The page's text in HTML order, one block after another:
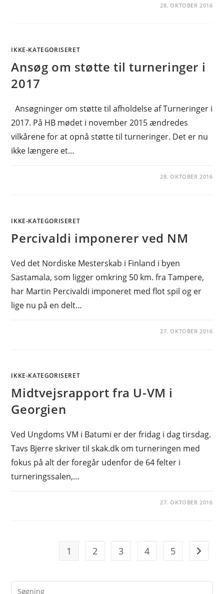
28. OKTOBER 2016
IKKE-KATEGORISERET
Ansøg om støtte til turneringer i
2017
Ansøgninger om støtte til afholdelse af Turneringer i
2017. På HB mødet i november 2015 ændredes
vilkårene for at opnå støtte til turneringer. Det er nu
ikke længere et…
28. OKTOBER 2016
IKKE-KATEGORISERET
Percivaldi imponerer ved NM
Ved det Nordiske Mesterskab i Finland i byen
Sastamala, som ligger omkring 50 km. fra Tampere,
har Martin Percivaldi imponeret med flot spil og er
lige nu på en delt…
27. OKTOBER 2016
IKKE-KATEGORISERET
Midtvejsrapport fra U-VM i
Georgien
Ved Ungdoms VM i Batumi er der fridag i dag tirsdag.
Tavs Bjerre skriver til skak.dk om turneringen med
fokus på alt der foregår udenfor de 64 felter i
turneringssalen,…
27. OKTOBER 2016
1 2 3 4 5 Go to